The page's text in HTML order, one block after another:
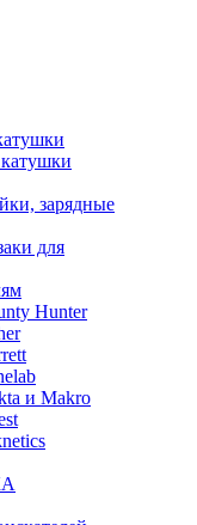
зарядные
для
Hunter
и Makro